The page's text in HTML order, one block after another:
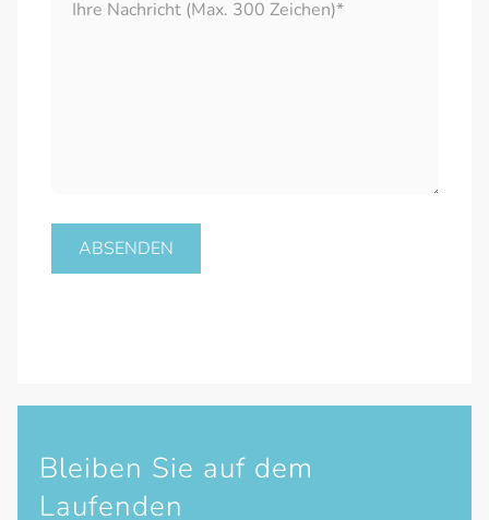
Bleiben Sie auf dem
Laufenden